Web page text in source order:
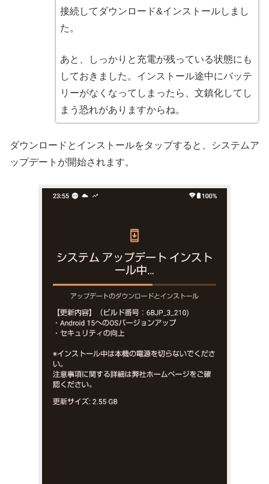
接続してダウンロード&インストールしまし
た。
あと、しっかりと充電が残っている状態にも
しておきました。インストール途中にバッテ
リーがなくなってしまったら、文鎮化してし
まう恐れがありますからね。
ダウンロードとインストールをタップすると、システムア
ップデートが開始されます。